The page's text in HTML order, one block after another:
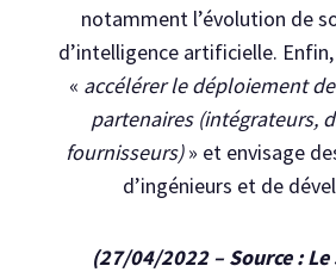
notamment l’évolution de
d’intelligence artificielle.
« accélérer le déploiement
partenaires (intégrateurs,
fournisseurs)» et envisage
d’ingénieurs et de
(27/04/2022 – Source :